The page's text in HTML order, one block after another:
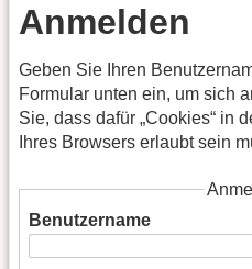
Anmelden
Geben Sie Ihren
Formular unten ein, um sich
Sie, dass dafür „Cookies“ in
Ihres Browsers erlaubt sein
Benutzername